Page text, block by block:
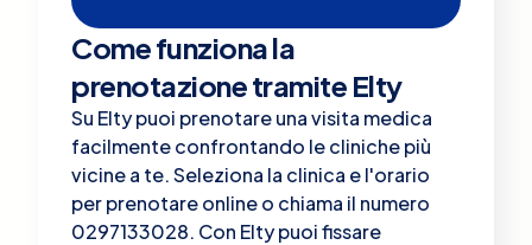
Come funziona la
prenotazione tramite Elty
Su Elty puoi prenotare una visita medica
facilmente confrontando le cliniche più
vicine a te. Seleziona la clinica e l'orario
per prenotare online o chiama il numero
0297133028. Con Elty puoi fissare